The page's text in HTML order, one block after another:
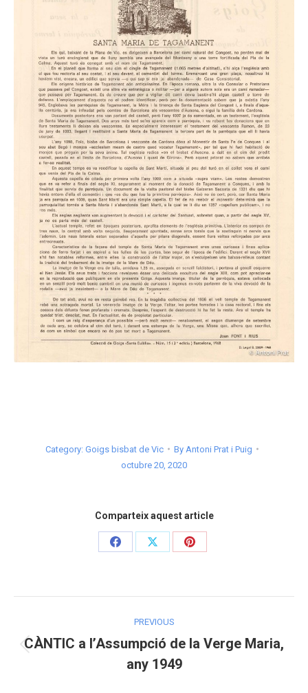
Category: Goigs bisbat de Vic By Antoni Prat i Puig
octubre 20, 2020
Comparteix aquest article
Share
Share
Share
navigation
PREVIOUS
Previous
post:
CÀNTIC a l’Assumpció de la Verge Maria,
any 1949